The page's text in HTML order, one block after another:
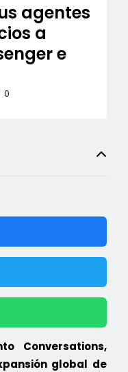
agentes
a
e
0
Conversations,
global de